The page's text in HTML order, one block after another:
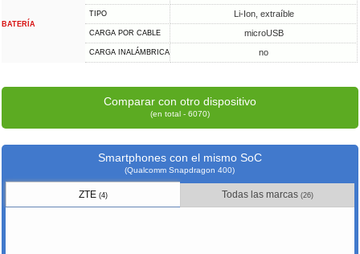
BATERÍA
TIPO Li-Ion, extraíble
CARGA POR CABLE microUSB
CARGA INALÁMBRICA no
Comparar con otro dispositivo
(en total - 6070)
Smartphones con el mismo SoC
(Qualcomm Snapdragon 400)
ZTE (4) Todas las marcas (26)